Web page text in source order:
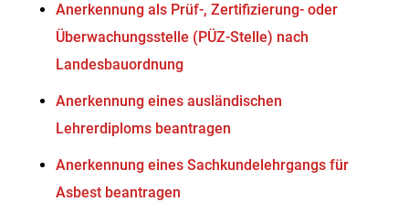
Anerkennung als Prüf-, Zertifizierung- oder
Überwachungsstelle (PÜZ-Stelle) nach
Landesbauordnung
Anerkennung eines ausländischen
Lehrerdiploms beantragen
Anerkennung eines Sachkundelehrgangs für
Asbest beantragen